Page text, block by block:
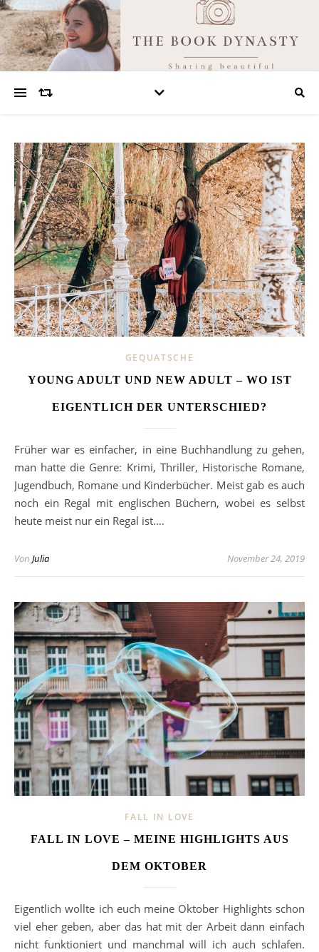
GEQUATSCHE
YOUNG ADULT UND NEW ADULT – WO IST
EIGENTLICH DER UNTERSCHIED?
Früher war es einfacher, in eine Buchhandlung zu gehen,
man hatte die Genre: Krimi, Thriller, Historische Romane,
Jugendbuch, Romane und Kinderbücher. Meist gab es auch
noch ein Regal mit englischen Büchern, wobei es selbst
heute meist nur ein Regal ist.…
Von Julia November 24, 2019
FALL IN LOVE
FALL IN LOVE – MEINE HIGHLIGHTS AUS
DEM OKTOBER
Eigentlich wollte ich euch meine Oktober Highlights schon
viel eher geben, aber das hat mit der Arbeit dann einfach
nicht funktioniert und manchmal will ich auch schlafen.